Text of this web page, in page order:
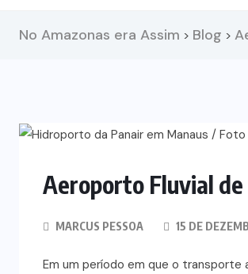
No Amazonas era Assim > Blog >
Aeroporto Fluvial de
MARCUS PESSOA 15 DE
Em um período em que o transporte